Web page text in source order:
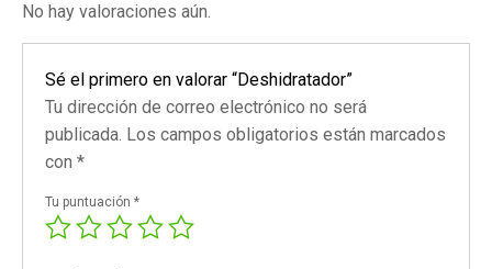
No hay valoraciones aún.
Sé el primero en valorar “Deshidratador”
Tu dirección de correo electrónico no será
publicada. Los campos obligatorios están marcados
con *
Tu puntuación *